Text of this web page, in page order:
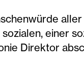
einer
Direktor